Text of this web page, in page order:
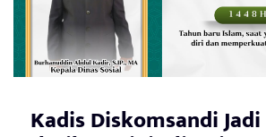
Kadis Diskomsandi